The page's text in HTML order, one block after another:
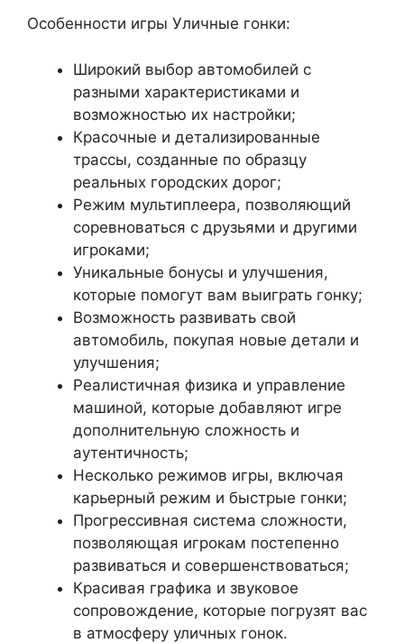
Особенности игры Уличные гонки:
Широкий выбор автомобилей с
разными характеристиками и
возможностью их настройки;
Красочные и детализированные
трассы, созданные по образцу
реальных городских дорог;
Режим мультиплеера, позволяющий
соревноваться с друзьями и другими
игроками;
Уникальные бонусы и улучшения,
которые помогут вам выиграть гонку;
Возможность развивать свой
автомобиль, покупая новые детали и
улучшения;
Реалистичная физика и управление
машиной, которые добавляют игре
дополнительную сложность и
аутентичность;
Несколько режимов игры, включая
карьерный режим и быстрые гонки;
Прогрессивная система сложности,
позволяющая игрокам постепенно
развиваться и совершенствоваться;
Красивая графика и звуковое
сопровождение, которые погрузят вас
в атмосферу уличных гонок.